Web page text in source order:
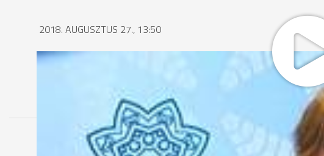
2018. AUGUSZTUS 27., 13:50